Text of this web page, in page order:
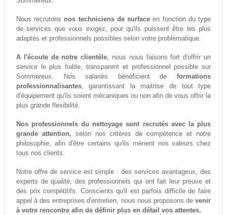
Nous recrutons nos techniciens de surface en fonction du type
de services que vous exigez, pour qu'ils puissent être les plus
adaptés et professionnels possibles selon votre problématique.
A l'écoute de notre clientèle, nous nous faisons fort d'offrir un
service le plus fiable, transparent et professionnel possible sur
Sommereux. Nos salariés bénéficient deformations
professionnalisantes, garantissant la maitrise de tout type
d'équipement qu'ils soient mécaniques ou non afin de vous offrir la
plus grande flexibilité.
Nos professionnels du nettoyage sont recrutés avec la plus
grande attention, selon nos critères de compétence et notre
philosophie, afin d'être certains qu'ils mènent nos valeurs chez
tous nos clients.
Notre offre de service est simple : des services avantageux, des
experts de qualité, des professionnels qui ont fait leur preuve et
des prix compétitifs. Conscients qu'il est parfois difficile de faire
appel à des entreprises d'entretien, nous nous proposons devenir
à votre rencontre afin de définir plus en détail vos attentes.